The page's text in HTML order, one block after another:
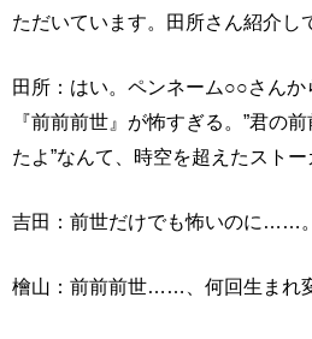
ただいています。田所さん紹介し
田所：はい。ペンネーム○○さん
『前前前世』が怖すぎる。”君の
たよ”なんて、時空を超えたストー
吉田：前世だけでも怖いのに……。
檜山：前前前世……、何回生まれ